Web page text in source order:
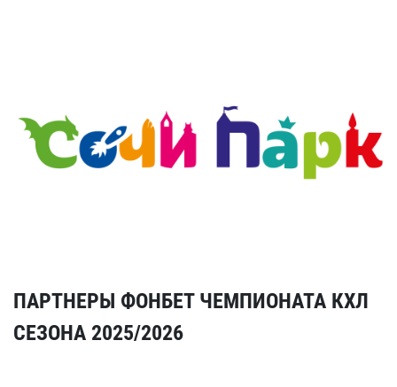
ПАРТНЕРЫ ФОНБЕТ ЧЕМПИОНАТА КХЛ
СЕЗОНА 2025/2026